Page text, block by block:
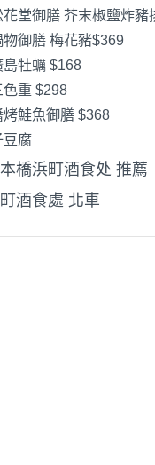
花堂御膳 芥末椒鹽炸豬
御膳 梅花豬$369
島牡蠣 $168
色重 $298
烤鮭魚御膳 $368
豆腐
橋浜町酒食处 推薦
酒食處 北車